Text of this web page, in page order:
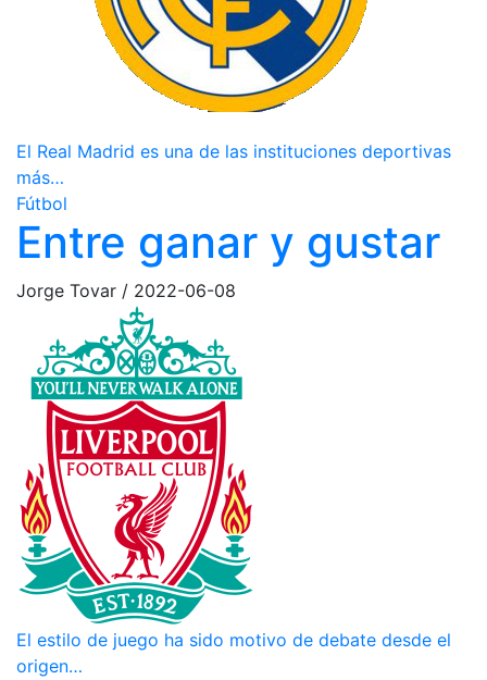
El Real Madrid es una de las instituciones deportivas
más…
Fútbol
Entre ganar y gustar
Jorge Tovar / 2022-06-08
El estilo de juego ha sido motivo de debate desde el
origen…